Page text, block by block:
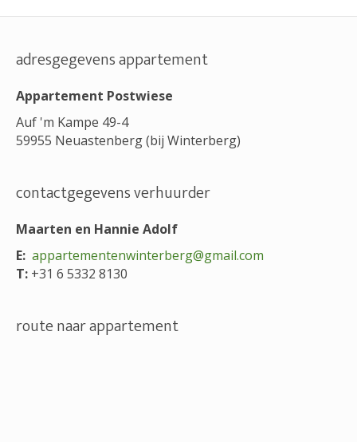
adresgegevens appartement
Appartement Postwiese
Auf 'm Kampe 49-4
59955 Neuastenberg (bij Winterberg)
contactgegevens verhuurder
Maarten en Hannie Adolf
E: appartementenwinterberg@gmail.com
T: +31 6 5332 8130
route naar appartement